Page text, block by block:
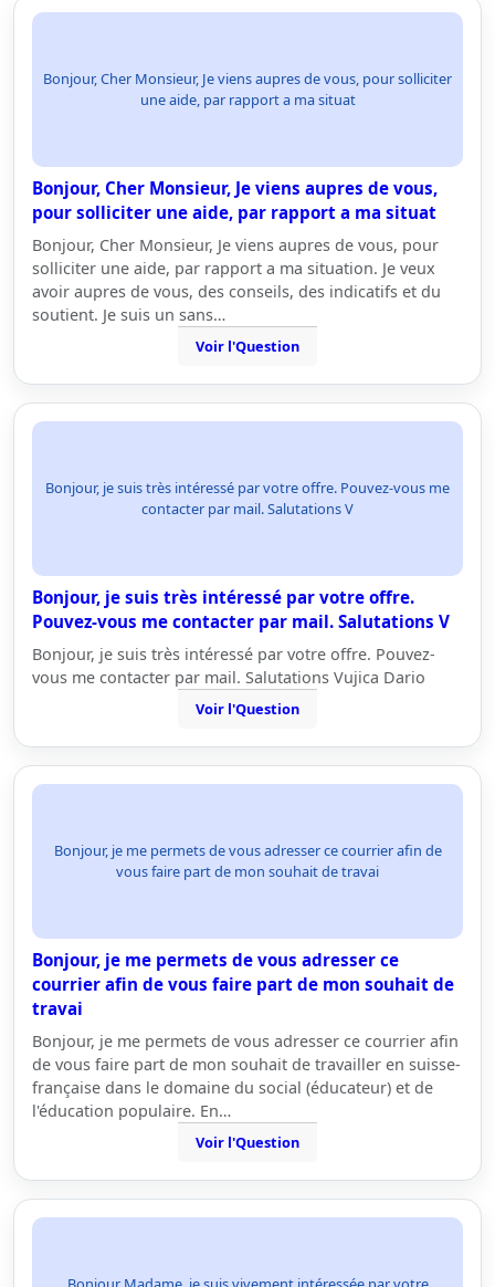
Bonjour, Cher Monsieur, Je viens aupres de vous, pour solliciter
une aide, par rapport a ma situat
Bonjour, Cher Monsieur, Je viens aupres de vous,
pour solliciter une aide, par rapport a ma situat
Bonjour, Cher Monsieur, Je viens aupres de vous, pour
solliciter une aide, par rapport a ma situation. Je veux
avoir aupres de vous, des conseils, des indicatifs et du
soutient. Je suis un sans…
Voir l'Question
Bonjour, je suis très intéressé par votre offre. Pouvez-vous me
contacter par mail. Salutations V
Bonjour, je suis très intéressé par votre offre.
Pouvez-vous me contacter par mail. Salutations V
Bonjour, je suis très intéressé par votre offre. Pouvez-
vous me contacter par mail. Salutations Vujica Dario
Voir l'Question
Bonjour, je me permets de vous adresser ce courrier afin de
vous faire part de mon souhait de travai
Bonjour, je me permets de vous adresser ce
courrier afin de vous faire part de mon souhait de
travai
Bonjour, je me permets de vous adresser ce courrier afin
de vous faire part de mon souhait de travailler en suisse-
française dans le domaine du social (éducateur) et de
l'éducation populaire. En…
Voir l'Question